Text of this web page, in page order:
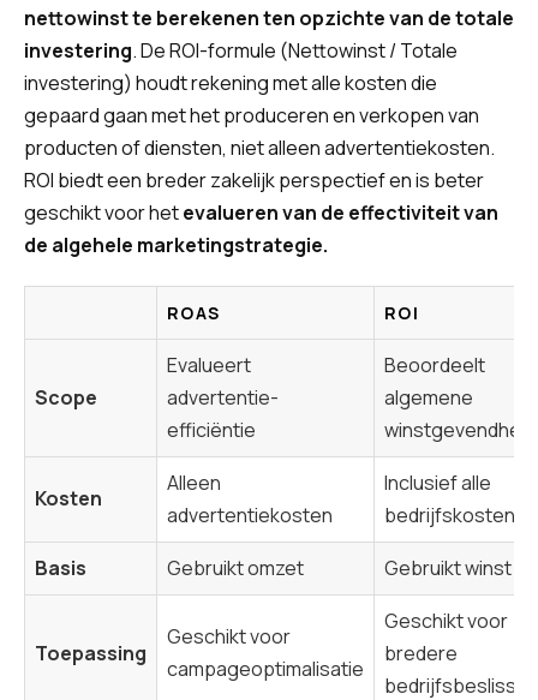
nettowinst te berekenen ten opzichte van de totale
investering. De ROI-formule (Nettowinst / Totale
investering) houdt rekening met alle kosten die
gepaard gaan met het produceren en verkopen van
producten of diensten, niet alleen advertentiekosten.
ROI biedt een breder zakelijk perspectief en is beter
geschikt voor hetevalueren van de effectiviteit van
de algehele marketingstrategie.
ROAS ROI
Scope
Evalueert
advertentie-
efficiëntie
Beoordeelt
algemene
winstgevendheid
Kosten
Alleen
advertentiekosten
Inclusief alle
bedrijfskosten
Basis
Gebruikt omzet Gebruikt winst
Toepassing
Geschikt voor
campageoptimalisatie
Geschikt voor
bredere